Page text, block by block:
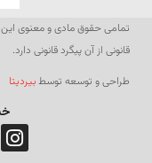
تمامی حقوق مادی و معنوی
قانونی از آن پیگرد قانونی دارد.
طراحی و توسعه توسطبیردیتا